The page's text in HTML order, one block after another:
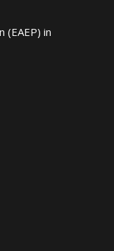
(EAEP) in